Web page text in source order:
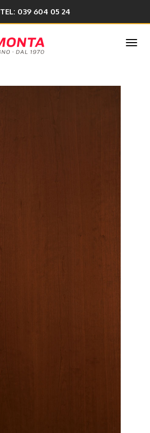
TEL: 039 604 05 24